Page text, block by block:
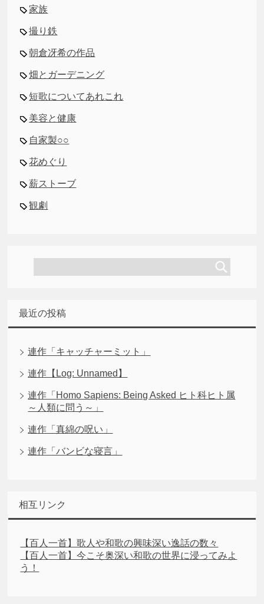
家族
撮り鉄
朝倉冴希の作品
畑とガーデニング
短歌についてあれこれ
美容と健康
自家製○○
花めぐり
薪ストーブ
観劇
最近の投稿
連作「キャッチャーミット」
連作【Log: Unnamed】
連作「Homo Sapiens: Being Asked ヒト科ヒト属
～人類に問う～」
連作「真綿の呪い」
連作「バンビな寝言」
相互リンク
【百人一首】歌人や和歌の興味深い逸話の数々
【百人一首】今こそ奥深い和歌の世界に浸ってみよ
う！